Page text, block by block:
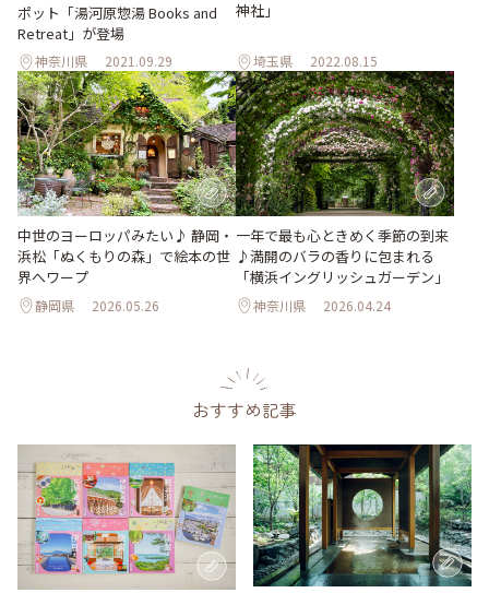
ポット「湯河原惣湯 Books and
Retreat」が登場
神奈川県 2021.09.29
神社」
埼玉県 2022.08.15
中世のヨーロッパみたい♪ 静岡・
浜松「ぬくもりの森」で絵本の世
界へワープ
静岡県 2026.05.26
一年で最も心ときめく季節の到来
♪満開のバラの香りに包まれる
「横浜イングリッシュガーデン」
神奈川県 2026.04.24
おすすめ記事